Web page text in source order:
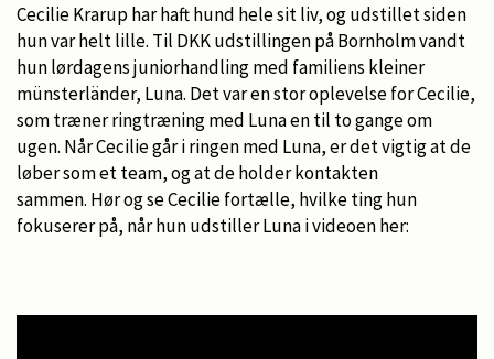
Cecilie Krarup har haft hund hele sit liv, og udstillet siden
hun var helt lille. Til DKK udstillingen på Bornholm vandt
hun lørdagens juniorhandling med familiens kleiner
münsterländer, Luna. Det var en stor oplevelse for Cecilie,
som træner ringtræning med Luna en til to gange om
ugen. Når Cecilie går i ringen med Luna, er det vigtig at de
løber som et team, og at de holder kontakten
sammen. Hør og se Cecilie fortælle, hvilke ting hun
fokuserer på, når hun udstiller Luna i videoen her: